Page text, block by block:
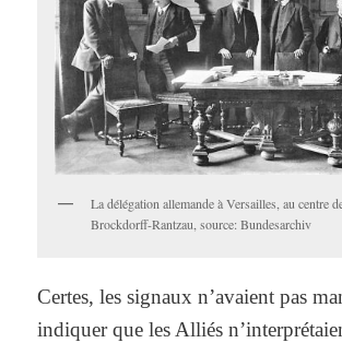
La délégation allemande à Versailles, au centre
Brockdorff-Rantzau, source: Bundesarchiv
Certes, les signaux n’avaient pas
indiquer que les Alliés